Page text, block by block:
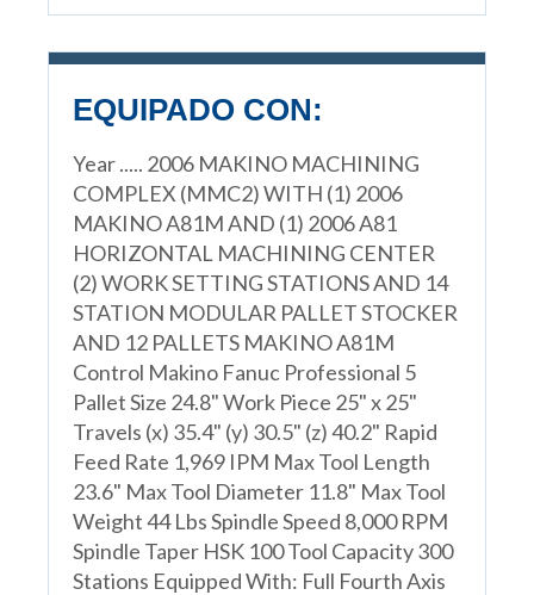
EQUIPADO CON:
Year ..... 2006 MAKINO MACHINING
COMPLEX (MMC2) WITH (1) 2006
MAKINO A81M AND (1) 2006 A81
HORIZONTAL MACHINING CENTER
(2) WORK SETTING STATIONS AND 14
STATION MODULAR PALLET STOCKER
AND 12 PALLETS MAKINO A81M
Control Makino Fanuc Professional 5
Pallet Size 24.8" Work Piece 25" x 25"
Travels (x) 35.4" (y) 30.5" (z) 40.2" Rapid
Feed Rate 1,969 IPM Max Tool Length
23.6" Max Tool Diameter 11.8" Max Tool
Weight 44 Lbs Spindle Speed 8,000 RPM
Spindle Taper HSK 100 Tool Capacity 300
Stations Equipped With: Full Fourth Axis